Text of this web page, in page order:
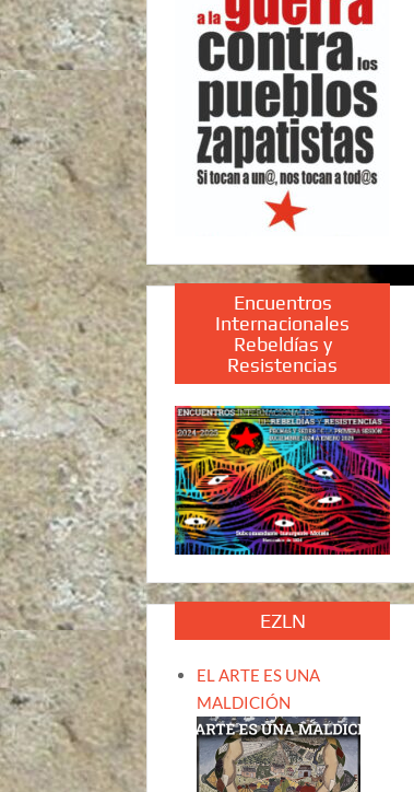
Encuentros
Internacionales
Rebeldías y
Resistencias
EZLN
EL ARTE ES UNA
MALDICIÓN